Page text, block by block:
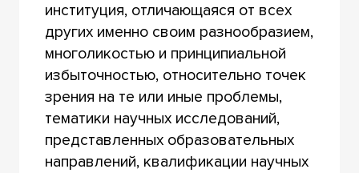
институция, отличающаяся от всех
других именно своим разнообразием,
многоликостью и принципиальной
избыточностью, относительно точек
зрения на те или иные проблемы,
тематики научных исследований,
представленных образовательных
направлений, квалификации научных